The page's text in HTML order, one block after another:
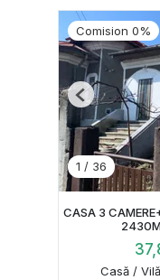
Comision 0%
1 / 36
Previous
CASA 3
Casă /